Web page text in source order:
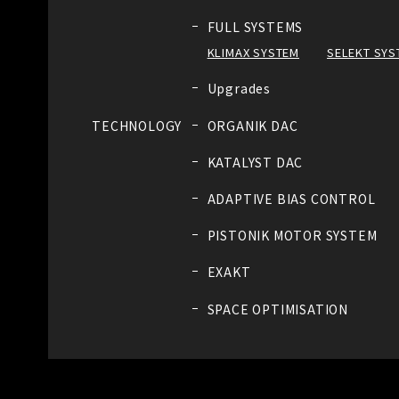
FULL SYSTEMS
KLIMAX SYSTEM SELEKT
Upgrades
TECHNOLOGY ORGANIK DAC
KATALYST DAC
ADAPTIVE BIAS CONTROL
PISTONIK MOTOR SYSTEM
EXAKT
SPACE OPTIMISATION